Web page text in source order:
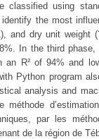
using
the most
and dry unit weight
In the third
an R² of 94% and
Python program
analysis and
par les
de la région de